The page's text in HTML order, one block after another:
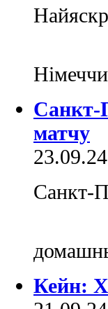
Санкт-
матчу
Санкт-
Кейн: